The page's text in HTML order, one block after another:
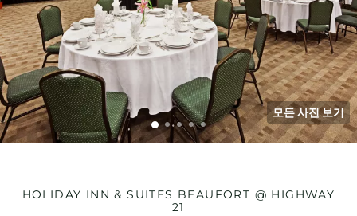
모든 사진 보기
HOLIDAY INN & SUITES BEAUFORT @ HIGHWAY
21